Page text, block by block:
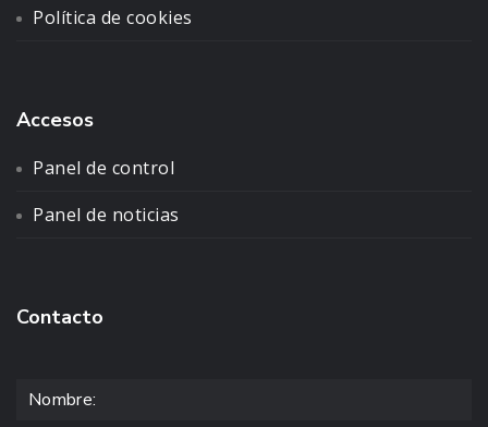
Política de cookies
Accesos
Panel de control
Panel de noticias
Contacto